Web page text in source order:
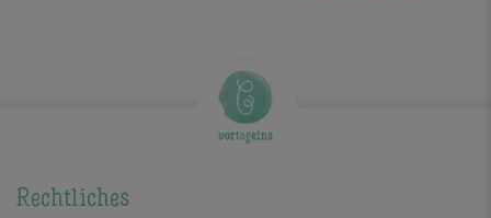
Rechtliches